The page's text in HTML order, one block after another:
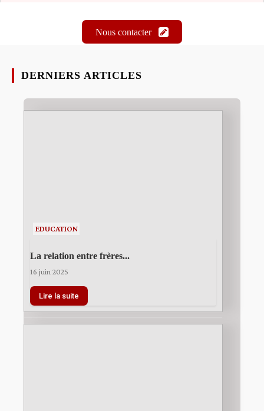
Nous contacter
DERNIERS ARTICLES
EDUCATION
La relation entre frères...
16 juin 2025
Lire la suite